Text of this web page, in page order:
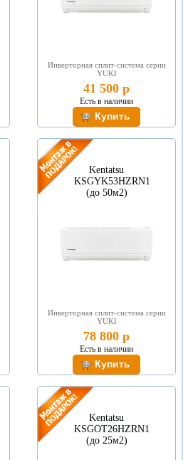
Инверторная сплит-система серии
YUKI
41 500 р
Есть в наличии
Kentatsu
KSGYK53HZRN1
(до 50м2)
Инверторная сплит-система серии
YUKI
78 800 р
Есть в наличии
Kentatsu
KSGOT26HZRN1
(до 25м2)